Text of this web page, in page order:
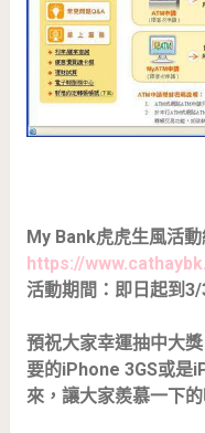
My Bank虎虎生風活動
https://
活動期間：即日起到3/
預祝大家幸運抽中大
要的iPhone 3GS或是
來，讓大家羨慕一下的